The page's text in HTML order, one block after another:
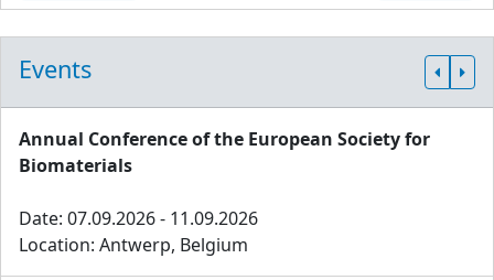
Events
Annual Conference of the European Society for
Biomaterials
Date: 07.09.2026 - 11.09.2026
Location: Antwerp, Belgium